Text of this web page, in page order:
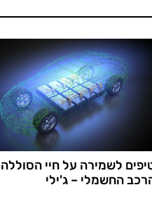
לשמירה על חיי
החשמלי – ג'ילי